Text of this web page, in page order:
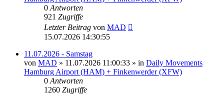
0 Antworten
921 Zugriffe
Letzter Beitrag von MAD
15.07.2026 14:30:55
11.07.2026 - Samstag
von MAD » 11.07.2026 11:00:33 » in Daily Movements
Hamburg Airport (HAM) + Finkenwerder (XFW)
0 Antworten
1260 Zugriffe